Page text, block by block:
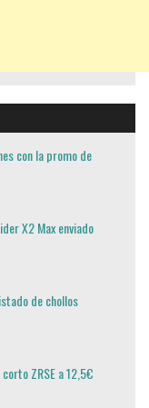
con la promo de
X2 Max enviado
de chollos
ZRSE a 12,5€